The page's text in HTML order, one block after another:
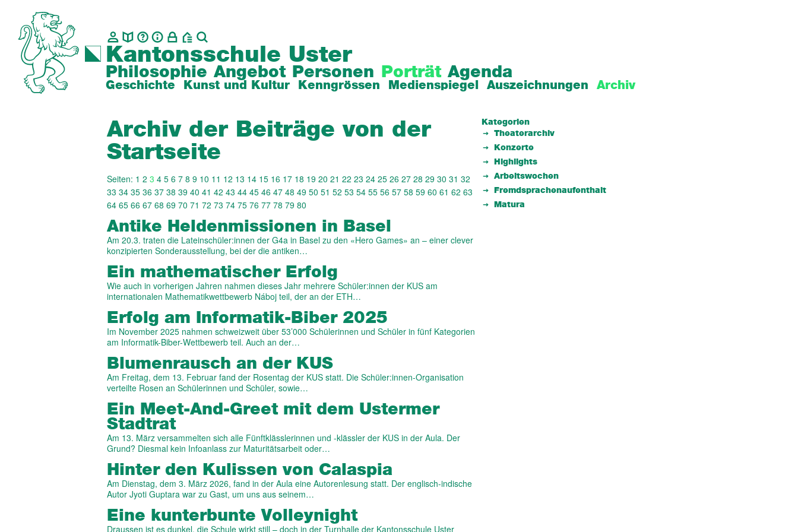
Kantonsschule Uster
Philosophie Angebot Personen Porträt
Geschichte Kunst und Kultur Kenngrössen Medienspiegel Auszeichnungen Archiv
Agenda
Archiv der Beiträge von der
Startseite
Seiten: 1 2 3 4 5 6 7 8 9 10 11 12 13 14 15 16 17 18 19 20 21 22 23 24 25 26 27 28 29 30 31 32
33 34 35 36 37 38 39 40 41 42 43 44 45 46 47 48 49 50 51 52 53 54 55 56 57 58 59 60 61 62 63
64 65 66 67 68 69 70 71 72 73 74 75 76 77 78 79 80
Antike Heldenmissionen in Basel
Am 20.3. traten die Lateinschüler:innen der G4a in Basel zu den «Hero Games» an – einer clever
konzipierten Sonderausstellung, bei der die antiken…
Ein mathematischer Erfolg
Wie auch in vorherigen Jahren nahmen dieses Jahr mehrere Schüler:innen der KUS am
internationalen Mathematikwettbewerb Náboj teil, der an der ETH…
Erfolg am Informatik-Biber 2025
Im November 2025 nahmen schweizweit über 53’000 Schülerinnen und Schüler in fünf Kategorien
am Informatik-Biber-Wettbewerb teil. Auch an der…
Blumenrausch an der KUS
Am Freitag, dem 13. Februar fand der Rosentag der KUS statt. Die Schüler:innen-Organisation
verteilte Rosen an Schülerinnen und Schüler, sowie…
Ein Meet-And-Greet mit dem Ustermer
Stadtrat
Am 13. März versammelten sich alle Fünftklässlerinnen und -klässler der KUS in der Aula. Der
Grund? Diesmal kein Infoanlass zur Maturitätsarbeit oder…
Hinter den Kulissen von Calaspia
Am Dienstag, dem 3. März 2026, fand in der Aula eine Autorenlesung statt. Der englisch-indische
Autor Jyoti Guptara war zu Gast, um uns aus seinem…
Eine kunterbunte Volleynight
Draussen ist es dunkel, die Schule wirkt still – doch in der Turnhalle der Kantonsschule Uster
Kategorien
Theaterarchiv
Konzerte
Highlights
Arbeitswochen
Fremdsprachenaufenthalt
Matura